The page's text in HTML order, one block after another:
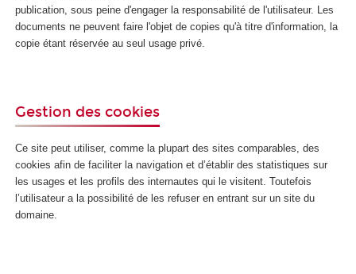
publication, sous peine d'engager la responsabilité de l'utilisateur. Les
documents ne peuvent faire l'objet de copies qu'à titre d'information, la
copie étant réservée au seul usage privé.
Gestion des cookies
Ce site peut utiliser, comme la plupart des sites comparables, des
cookies afin de faciliter la navigation et d’établir des statistiques sur
les usages et les profils des internautes qui le visitent. Toutefois
l’utilisateur a la possibilité de les refuser en entrant sur un site du
domaine.